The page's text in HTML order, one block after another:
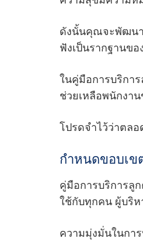
ดังนั้นคุณจะพัฒนา
ฟังเป็นรากฐานข
ในคู่มือการบริกา
ช่วยเหลือพนักงา
โปรดจําไว้ว่าตล
กําหนดขอบเข
คู่มือการบริการลู
ใช้กับทุกคน ผู้บริห
ความมุ่งมั่นในกา